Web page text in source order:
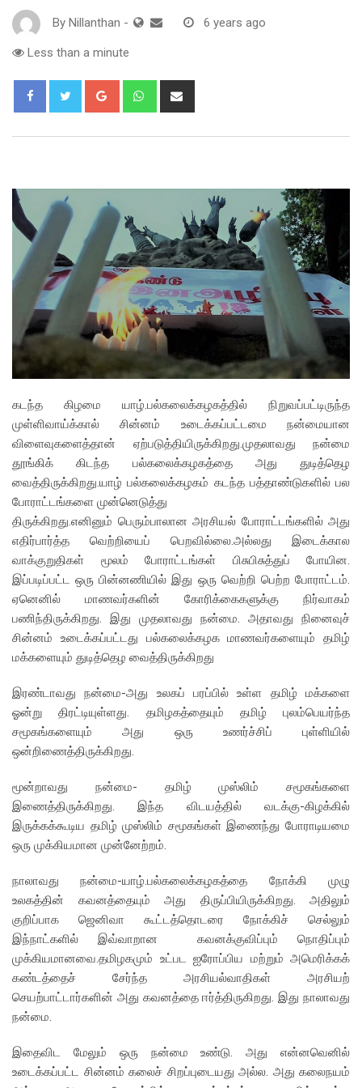
By Nillanthan - 6 years ago
Less than a minute
Google+ Whatsapp
கடந்த கிழமை யாழ்.பல்கலைக்கழகத்தில் நிறுவப்பட்டிருந்த
முள்ளிவாய்க்கால் சின்னம் உடைக்கப்பட்டமை நன்மையான
விளைவுகளைத்தான் ஏற்படுத்தியிருக்கிறது.முதலாவது நன்மை
தூங்கிக் கிடந்த பல்கலைக்கழகத்தை அது துடித்தெழ
வைத்திருக்கிறது.யாழ் பல்கலைக்கழகம் கடந்த பத்தாண்டுகளில் பல
போராட்டங்களை முன்னெடுத்து
திருக்கிறது.எனினும் பெரும்பாலான அரசியல் போராட்டங்களில் அது
எதிர்பார்த்த வெற்றியைப் பெறவில்லை.அல்லது இடைக்கால
வாக்குறுதிகள் மூலம் போராட்டங்கள் பிசுபிசுத்துப் போயின.
இப்படிப்பட்ட ஒரு பின்னணியில் இது ஒரு வெற்றி பெற்ற போராட்டம்.
ஏனெனில் மாணவர்களின் கோரிக்கைகளுக்கு நிர்வாகம்
பணிந்திருக்கிறது. இது முதலாவது நன்மை. அதாவது நினைவுச்
சின்னம் உடைக்கப்பட்டது பல்கலைக்கழக மாணவர்களையும் தமிழ்
மக்களையும் துடித்தெழ வைத்திருக்கிறது
இரண்டாவது நன்மை-அது உலகப் பரப்பில் உள்ள தமிழ் மக்களை
ஓன்று திரட்டியுள்ளது. தமிழகத்தையும் தமிழ் புலம்பெயர்ந்த
சமூகங்களையும் அது ஒரு உணர்ச்சிப் புள்ளியில்
ஒன்றிணைத்திருக்கிறது.
மூன்றாவது நன்மை- தமிழ் முஸ்லிம் சமூகங்களை
இணைத்திருக்கிறது. இந்த விடயத்தில் வடக்கு-கிழக்கில்
இருக்கக்கூடிய தமிழ் முஸ்லிம் சமூகங்கள் இணைந்து போராடியமை
ஒரு முக்கியமான முன்னேற்றம்.
நாலாவது நன்மை-யாழ்.பல்கலைக்கழகத்தை நோக்கி முழு
உலகத்தின் கவனத்தையும் அது திருப்பியிருக்கிறது. அதிலும்
குறிப்பாக ஜெனிவா கூட்டத்தொடரை நோக்கிச் செல்லும்
இந்நாட்களில் இவ்வாறான கவனக்குவிப்பும் நொதிப்பும்
முக்கியமானவை.தமிழகமும் உட்பட ஐரோப்பிய மற்றும் அமெரிக்கக்
கண்டத்தைச் சேர்ந்த அரசியல்வாதிகள் அரசியற்
செயற்பாட்டார்களின் அது கவனத்தை ஈர்த்திருகிறது. இது நாலாவது
நன்மை.
இதைவிட மேலும் ஒரு நன்மை உண்டு. அது என்னவெனில்
உடைக்கப்பட்ட சின்னம் கலைச் சிறப்புடையது அல்ல. அது கலைநயம்